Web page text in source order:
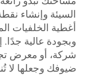
السيئة وإنشاء
وبجودة عالية
شركة، أو معرض
ضيوفك وجعلها لا